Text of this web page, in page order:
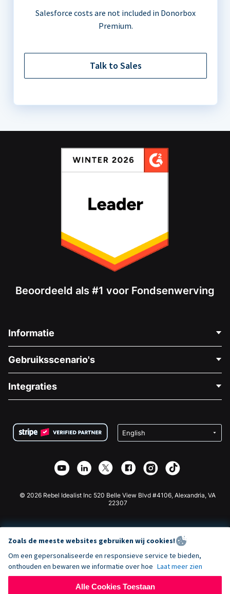
Salesforce costs are not included in Donorbox
Premium.
Talk to Sales
Beoordeeld als #1 voor Fondsenwerving
Informatie
Over Ons
Vacatures
Privacy
Affiliate Partnerschap
Gebruiksscenario's
Medische Fondsenwerving
Goede Doelen Fondsenwerving
Integraties
Wix Donatie Plugin
Webflow Donatie App
Joomla Donatie
© 2026 Rebel Idealist Inc 520 Belle View Blvd #4106, Alexandria, VA
22307
Zoals de meeste websites gebruiken wij cookies!
Om een gepersonaliseerde en responsieve service te bieden,
onthouden en bewaren we informatie over hoe Laat meer zien
Alle Cookies Toestaan